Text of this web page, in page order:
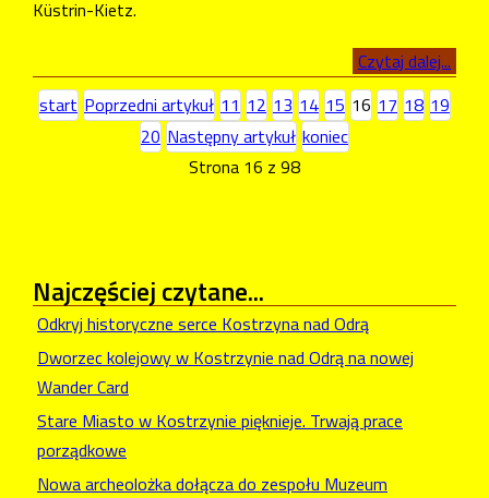
Küstrin-Kietz.
Czytaj dalej...
start Poprzedni artykuł 11 12 13 14 15 16 17 18 19
20 Następny artykuł koniec
Strona 16 z 98
Najczęściejczytane...
Odkryj historyczne serce Kostrzyna nad Odrą
Dworzec kolejowy w Kostrzynie nad Odrą na nowej
Wander Card
Stare Miasto w Kostrzynie pięknieje. Trwają prace
porządkowe
Nowa archeolożka dołącza do zespołu Muzeum